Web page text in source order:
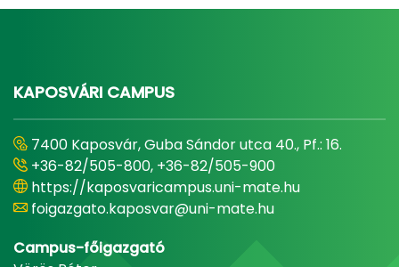
KAPOSVÁRI CAMPUS
7400 Kaposvár, Guba Sándor utca 40., Pf.: 16.
+36-82/505-800, +36-82/505-900
https://kaposvaricampus.uni-mate.hu
foigazgato.kaposvar@uni-mate.hu
Campus-főigazgató